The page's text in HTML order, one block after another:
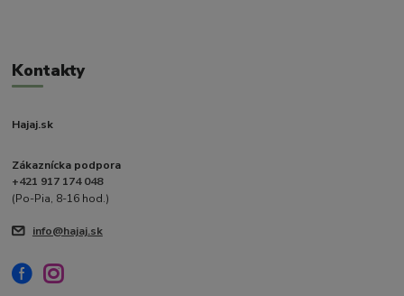
Kontakty
Hajaj.sk
Zákaznícka podpora
+421 917 174 048
(Po-Pia, 8-16 hod.)
info@hajaj.sk